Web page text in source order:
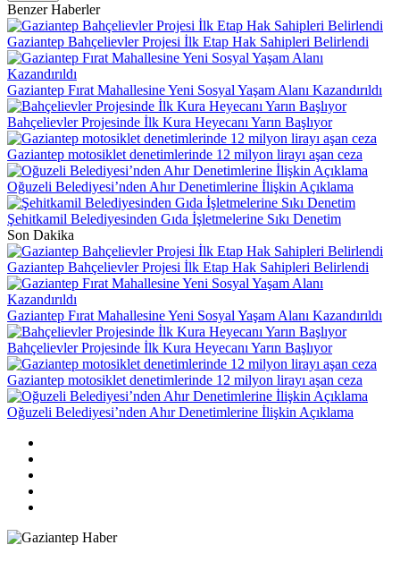
Benzer Haberler
Gaziantep Bahçelievler Projesi İlk Etap Hak Sahipleri Belirlendi
Gaziantep Fırat Mahallesine Yeni Sosyal Yaşam Alanı Kazandırıldı
Bahçelievler Projesinde İlk Kura Heyecanı Yarın Başlıyor
Gaziantep motosiklet denetimlerinde 12 milyon lirayı aşan ceza
Oğuzeli Belediyesi’nden Ahır Denetimlerine İlişkin Açıklama
Şehitkamil Belediyesinden Gıda İşletmelerine Sıkı Denetim
Son Dakika
Gaziantep Bahçelievler Projesi İlk Etap Hak Sahipleri Belirlendi
Gaziantep Fırat Mahallesine Yeni Sosyal Yaşam Alanı Kazandırıldı
Bahçelievler Projesinde İlk Kura Heyecanı Yarın Başlıyor
Gaziantep motosiklet denetimlerinde 12 milyon lirayı aşan ceza
Oğuzeli Belediyesi’nden Ahır Denetimlerine İlişkin Açıklama